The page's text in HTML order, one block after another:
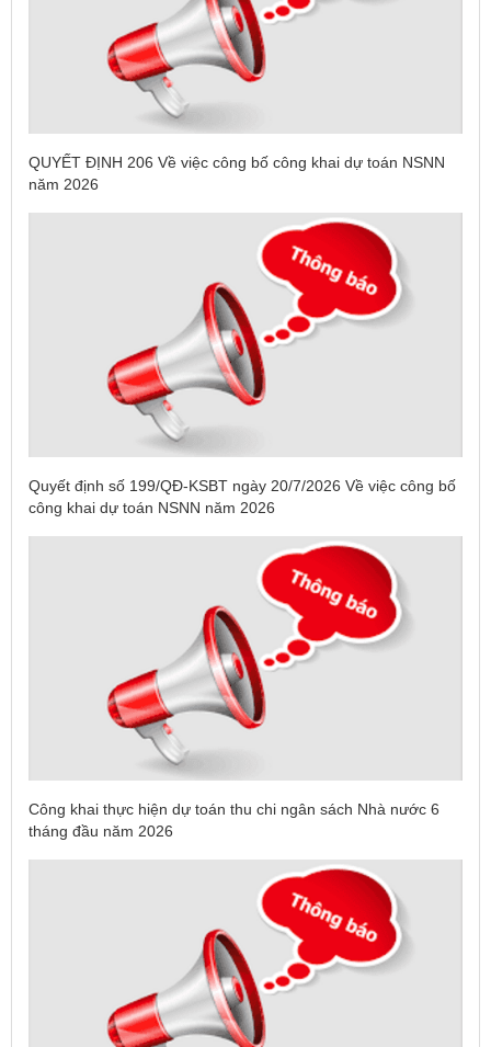
QUYẾT ĐỊNH 206 Về việc công bố công khai dự toán NSNN
năm 2026
Quyết định số 199/QĐ-KSBT ngày 20/7/2026 Về việc công bố
công khai dự toán NSNN năm 2026
Công khai thực hiện dự toán thu chi ngân sách Nhà nước 6
tháng đầu năm 2026